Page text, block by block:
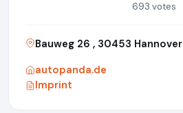
693 votes
Bauweg 26 , 30453 Hannover
autopanda.de
Imprint